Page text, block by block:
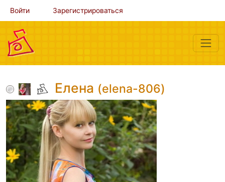
Войти Зарегистрироваться
Елена (elena-806)